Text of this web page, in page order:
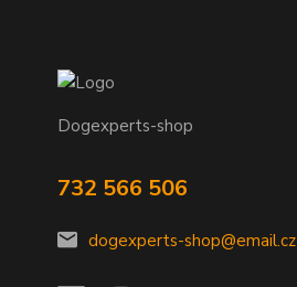
Dogexperts-shop
732 566 506
dogexperts-shop@email.cz